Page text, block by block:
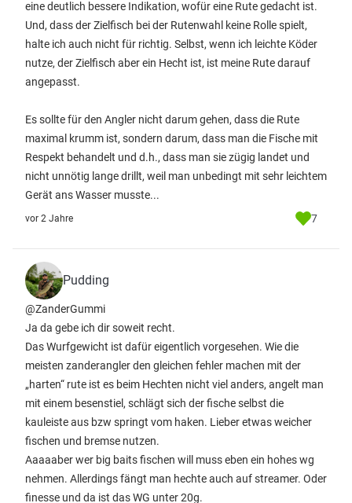
eine deutlich bessere Indikation, wofür eine Rute gedacht ist.
Und, dass der Zielfisch bei der Rutenwahl keine Rolle spielt,
halte ich auch nicht für richtig. Selbst, wenn ich leichte Köder
nutze, der Zielfisch aber ein Hecht ist, ist meine Rute darauf
angepasst.
Es sollte für den Angler nicht darum gehen, dass die Rute
maximal krumm ist, sondern darum, dass man die Fische mit
Respekt behandelt und d.h., dass man sie zügig landet und
nicht unnötig lange drillt, weil man unbedingt mit sehr leichtem
Gerät ans Wasser musste...
vor 2 Jahre 7
Pudding
@ZanderGummi
Ja da gebe ich dir soweit recht.
Das Wurfgewicht ist dafür eigentlich vorgesehen. Wie die
meisten zanderangler den gleichen fehler machen mit der
„harten“ rute ist es beim Hechten nicht viel anders, angelt man
mit einem besenstiel, schlägt sich der fische selbst die
kauleiste aus bzw springt vom haken. Lieber etwas weicher
fischen und bremse nutzen.
Aaaaaber wer big baits fischen will muss eben ein hohes wg
nehmen. Allerdings fängt man hechte auch auf streamer. Oder
finesse und da ist das WG unter 20g.